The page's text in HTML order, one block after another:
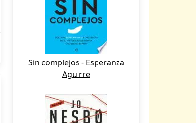
Sin complejos - Esperanza
Aguirre